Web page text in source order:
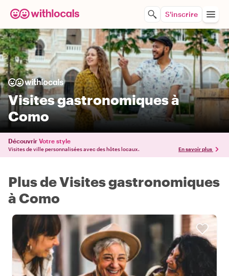
S'inscrire
Visites gastronomiques à
Como
Découvrir Votre style
Visites de ville personnalisées avec des hôtes locaux. En savoir plus
Plus de Visites gastronomiques
à Como